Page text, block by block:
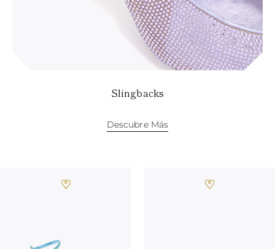
Slingbacks
Descubre Más